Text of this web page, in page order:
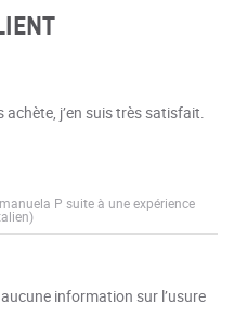
achète, j’en suis très satisfait.
P suite à une expérience
information sur l’usure